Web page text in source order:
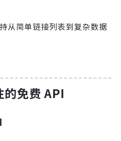
从简单链接列表到复杂数据
免费 API